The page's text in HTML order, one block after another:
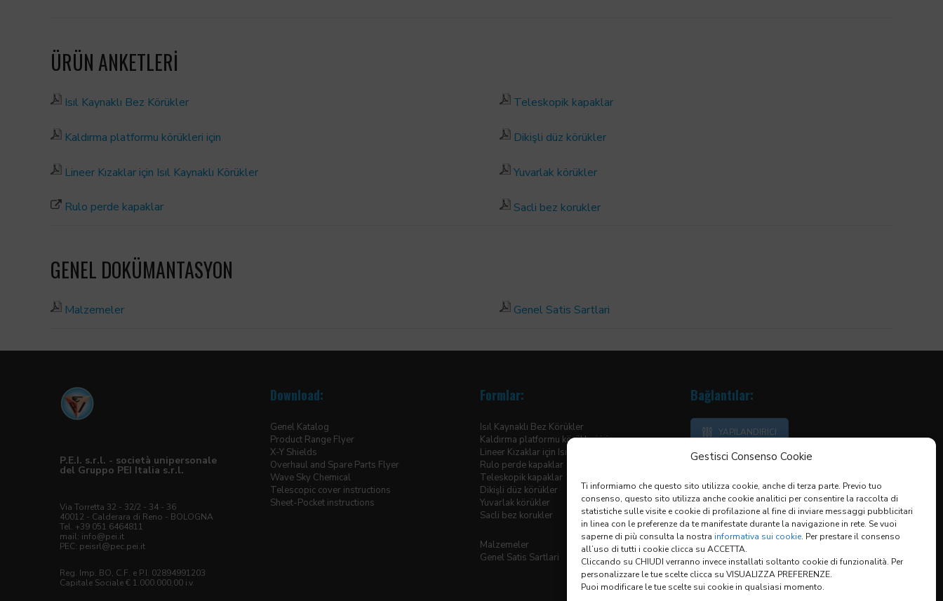
Gestisci Consenso Cookie
Ti informiamo che questo sito utilizza cookie, anche di terza parte. Previo tuo
consenso, questo sito utilizza anche cookie analitici per consentire la raccolta di
statistiche sulle visite e cookie di profilazione al fine di inviare messaggi pubblicitari
in linea con le preferenze da te manifestate durante la navigazione in rete. Se vuoi
saperne di più consulta la nostra informativa sui cookie. Per prestare il consenso
all’uso di tutti i cookie clicca su ACCETTA.
Cliccando su CHIUDI verranno invece installati soltanto cookie di funzionalità. Per
personalizzare le tue scelte clicca su VISUALIZZA PREFERENZE.
Puoi modificare le tue scelte sui cookie in qualsiasi momento.
ÜRÜN ANKETLERİ
Isıl Kaynaklı Bez Körükler
Kaldırma platformu körükleri için
Lineer Kızaklar için Isıl Kaynaklı Körükler
Rulo perde kapaklar
Teleskopik kapaklar
Dikişli düz körükler
Yuvarlak körükler
Sacli bez korukler
GENEL DOKÜMANTASYON
Malzemeler Genel Satis Sartlari
P.E.I. s.r.l. - società unipersonale
del Gruppo PEI Italia s.r.l.
Via Torretta 32 - 32/2 - 34 - 36
40012 - Calderara di Reno - BOLOGNA
Tel. +39 051 6464811
mail: info@pei.it
PEC: peisrl@pec.pei.it
Reg. Imp. BO, C.F. e P.I. 02894991203
Capitale Sociale € 1.000.000,00 i.v.
Download:
Genel Katalog
Product Range Flyer
X-Y Shields
Overhaul and Spare Parts Flyer
Wave Sky Chemical
Telescopic cover instructions
Sheet-Pocket instructions
Formlar:
Isıl Kaynaklı Bez Körükler
Kaldırma platformu körükleri için
Lineer Kızaklar için Isıl Kaynaklı Körükler
Rulo perde kapaklar
Teleskopik kapaklar
Dikişli düz körükler
Yuvarlak körükler
Sacli bez korukler
Malzemeler
Genel Satis Sartlari
Bağlantılar:
YAPILANDIRICI